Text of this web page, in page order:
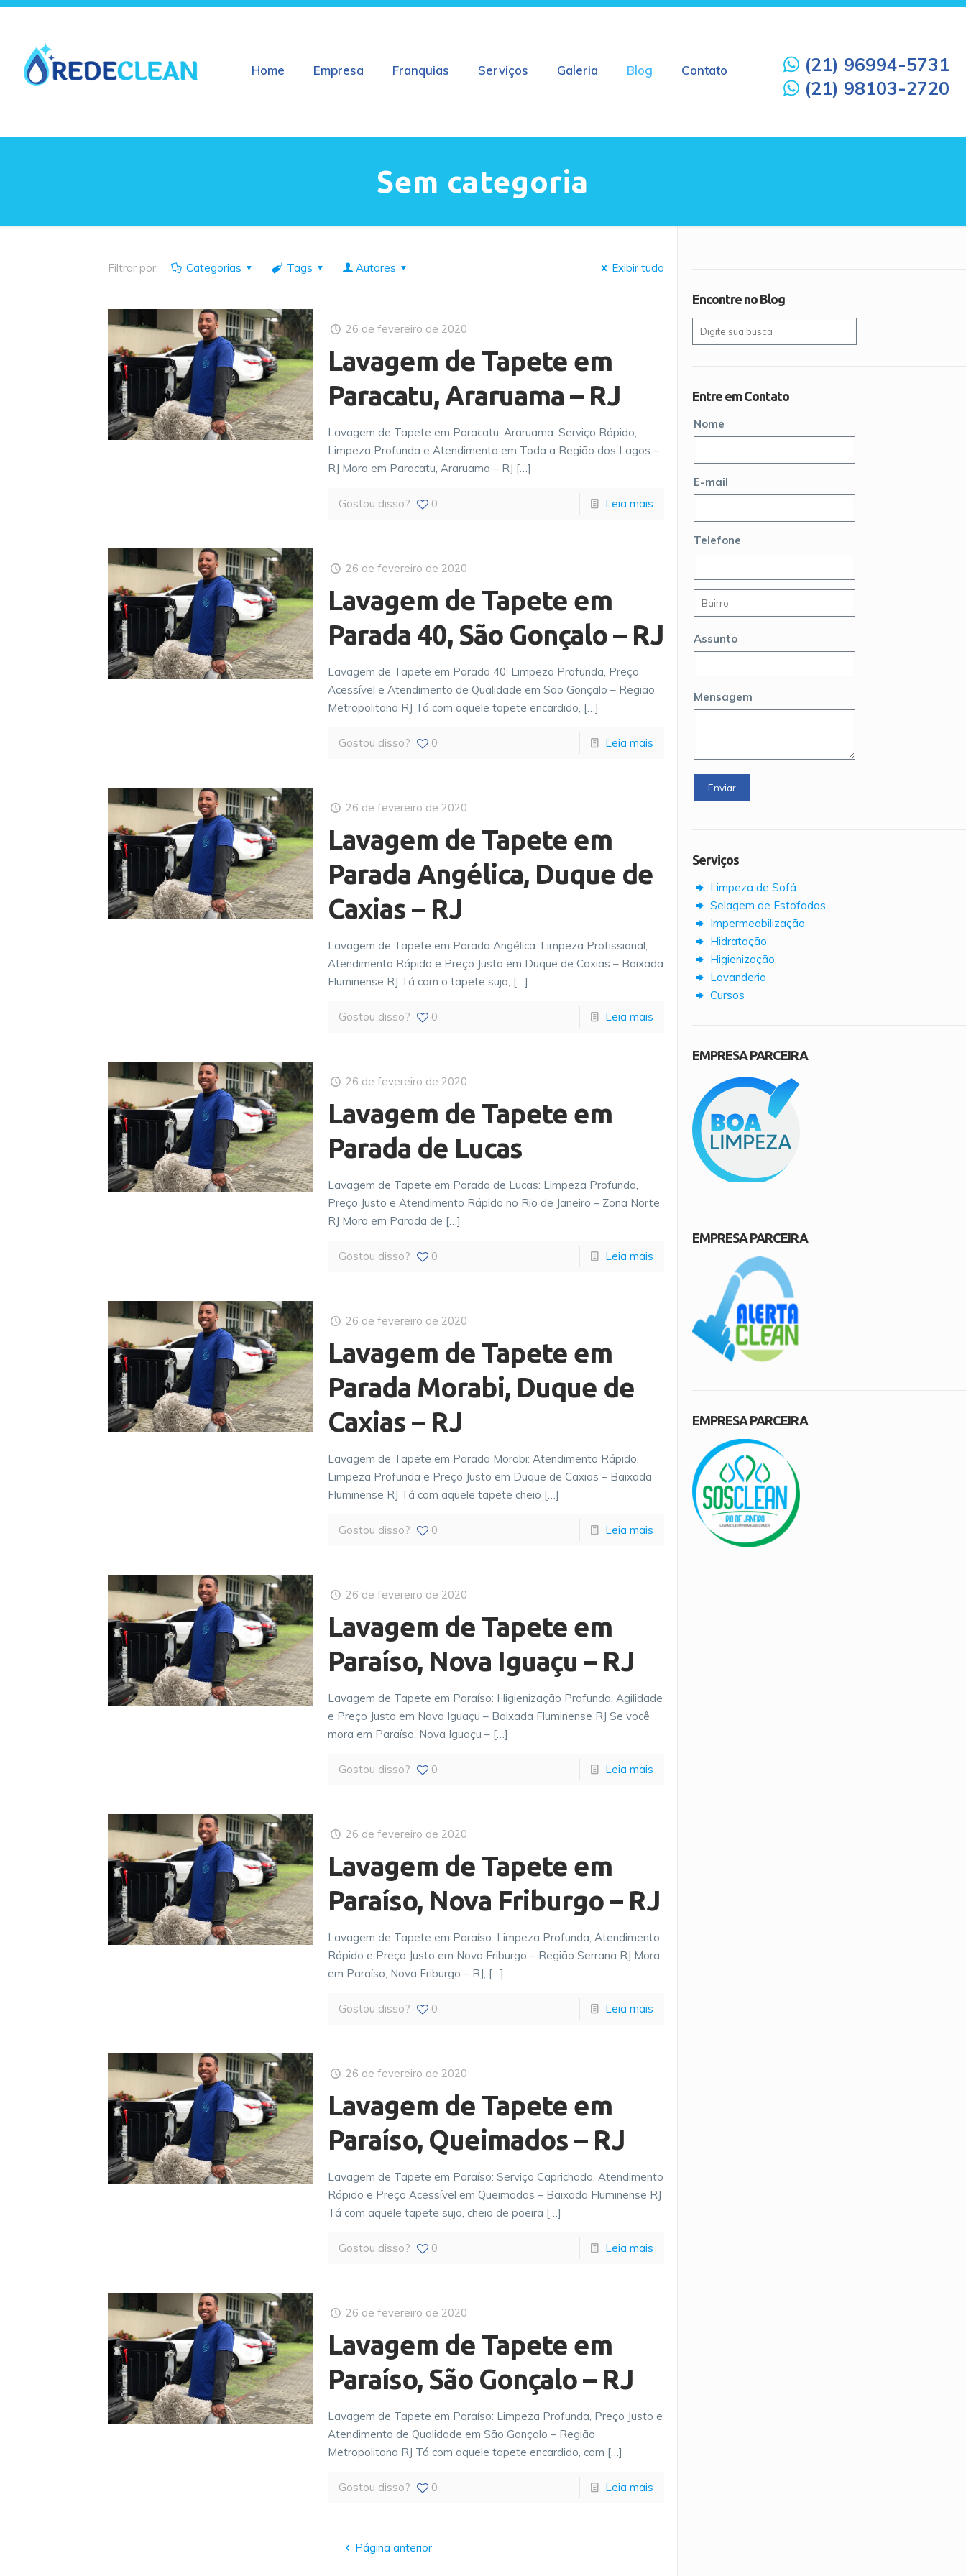
Home Empresa Franquias Serviços Galeria Blog Contato
(21) 96994-5731
(21) 98103-2720
Sem categoria
Filtrar por: Categorias Tags Autores Exibir tudo
26 de fevereiro de 2020
Lavagem de Tapete em
Paracatu, Araruama – RJ
Lavagem de Tapete em Paracatu, Araruama: Serviço Rápido,
Limpeza Profunda e Atendimento em Toda a Região dos Lagos –
RJ Mora em Paracatu, Araruama – RJ […]
Gostou disso? 0 Leia mais
26 de fevereiro de 2020
Lavagem de Tapete em
Parada 40, São Gonçalo – RJ
Lavagem de Tapete em Parada 40: Limpeza Profunda, Preço
Acessível e Atendimento de Qualidade em São Gonçalo – Região
Metropolitana RJ Tá com aquele tapete encardido, […]
Gostou disso? 0 Leia mais
26 de fevereiro de 2020
Lavagem de Tapete em
Parada Angélica, Duque de
Caxias – RJ
Lavagem de Tapete em Parada Angélica: Limpeza Profissional,
Atendimento Rápido e Preço Justo em Duque de Caxias – Baixada
Fluminense RJ Tá com o tapete sujo, […]
Gostou disso? 0 Leia mais
26 de fevereiro de 2020
Lavagem de Tapete em
Parada de Lucas
Lavagem de Tapete em Parada de Lucas: Limpeza Profunda,
Preço Justo e Atendimento Rápido no Rio de Janeiro – Zona Norte
RJ Mora em Parada de […]
Gostou disso? 0 Leia mais
26 de fevereiro de 2020
Lavagem de Tapete em
Parada Morabi, Duque de
Caxias – RJ
Lavagem de Tapete em Parada Morabi: Atendimento Rápido,
Limpeza Profunda e Preço Justo em Duque de Caxias – Baixada
Fluminense RJ Tá com aquele tapete cheio […]
Gostou disso? 0 Leia mais
26 de fevereiro de 2020
Lavagem de Tapete em
Paraíso, Nova Iguaçu – RJ
Lavagem de Tapete em Paraíso: Higienização Profunda, Agilidade
e Preço Justo em Nova Iguaçu – Baixada Fluminense RJ Se você
mora em Paraíso, Nova Iguaçu – […]
Gostou disso? 0 Leia mais
26 de fevereiro de 2020
Lavagem de Tapete em
Paraíso, Nova Friburgo – RJ
Lavagem de Tapete em Paraíso: Limpeza Profunda, Atendimento
Rápido e Preço Justo em Nova Friburgo – Região Serrana RJ Mora
em Paraíso, Nova Friburgo – RJ, […]
Gostou disso? 0 Leia mais
26 de fevereiro de 2020
Lavagem de Tapete em
Paraíso, Queimados – RJ
Lavagem de Tapete em Paraíso: Serviço Caprichado, Atendimento
Rápido e Preço Acessível em Queimados – Baixada Fluminense RJ
Tá com aquele tapete sujo, cheio de poeira […]
Gostou disso? 0 Leia mais
26 de fevereiro de 2020
Lavagem de Tapete em
Paraíso, São Gonçalo – RJ
Lavagem de Tapete em Paraíso: Limpeza Profunda, Preço Justo e
Atendimento de Qualidade em São Gonçalo – Região
Metropolitana RJ Tá com aquele tapete encardido, com […]
Gostou disso? 0 Leia mais
Página anterior
Encontre no Blog
Entre em Contato
Nome
E-mail
Telefone
Assunto
Mensagem
Serviços
Limpeza de Sofá
Selagem de Estofados
Impermeabilização
Hidratação
Higienização
Lavanderia
Cursos
EMPRESA PARCEIRA
EMPRESA PARCEIRA
EMPRESA PARCEIRA